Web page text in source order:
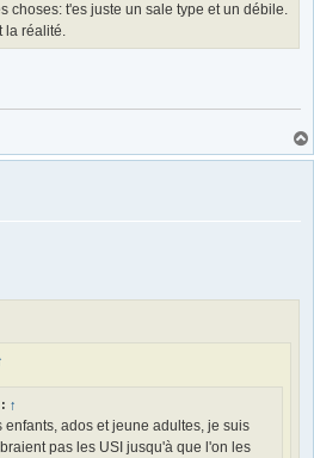
choses: t'es juste un sale type et un débile.
la réalité.
↑
enfants, ados et jeune adultes, je suis
pas les USI jusqu'à que l'on les